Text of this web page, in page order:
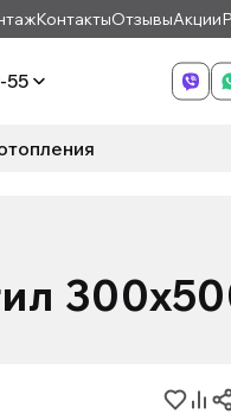
КонтактыОтзывыАкции
55